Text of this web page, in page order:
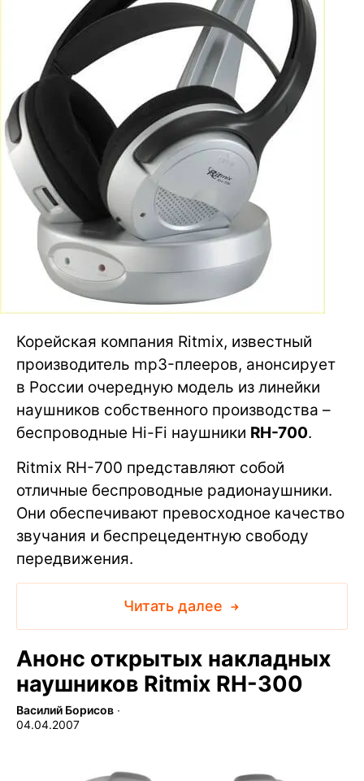
Корейская компания Ritmix, известный
производитель mp3-плееров, анонсирует
в России очередную модель из линейки
наушников собственного производства –
беспроводные Hi-Fi наушники RH-700.
Ritmix RH-700 представляют собой
отличные беспроводные радионаушники.
Они обеспечивают превосходное качество
звучания и беспрецедентную свободу
передвижения.
Читать далее
Анонс открытых накладных
наушников Ritmix RH-300
Василий Борисов ∙
04.04.2007